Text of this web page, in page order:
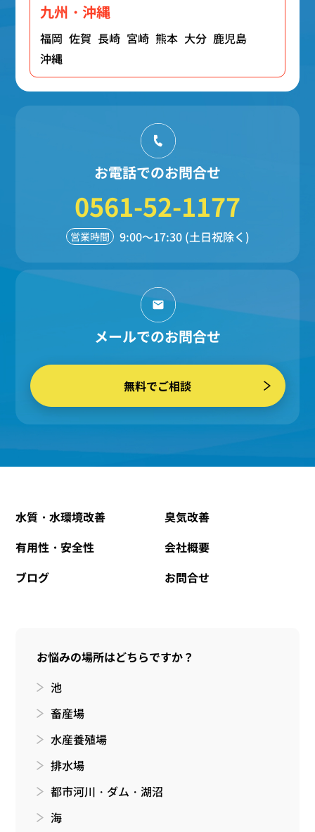
九州・沖縄
福岡 佐賀 長崎 宮崎 熊本 大分 鹿児島
沖縄
お電話でのお問合せ
0561-52-1177
営業時間 9:00～17:30 (土日祝除く)
メールでのお問合せ
無料でご相談
水質・水環境改善
臭気改善
有用性・安全性
会社概要
ブログ
お問合せ
お悩みの場所はどちらですか？
池
畜産場
水産養殖場
排水場
都市河川・ダム・湖沼
海